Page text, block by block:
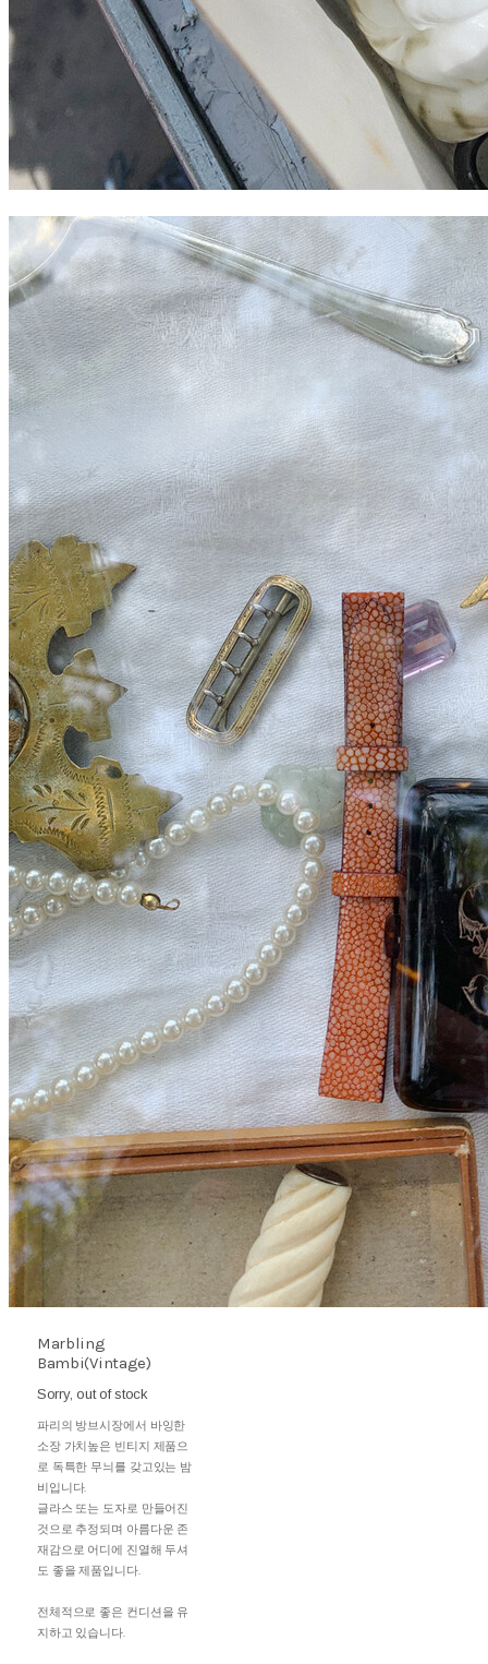
Marbling
Bambi(Vintage)
Sorry, out of stock
파리의 방브시장에서 바잉한
소장 가치높은 빈티지 제품으
로 독특한 무늬를 갖고있는 밤
비입니다.
글라스 또는 도자로 만들어진
것으로 추정되며 아름다운 존
재감으로 어디에 진열해 두셔
도 좋을 제품입니다.
전체적으로 좋은 컨디션을 유
지하고 있습니다.